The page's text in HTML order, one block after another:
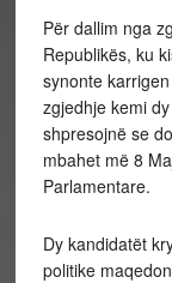
Për dallim nga
Republikës, ku
synonte
zgjedhje kemi
shpresojnë se
mbahet më 8
Parlamentare.
Dy kandidatët
politike